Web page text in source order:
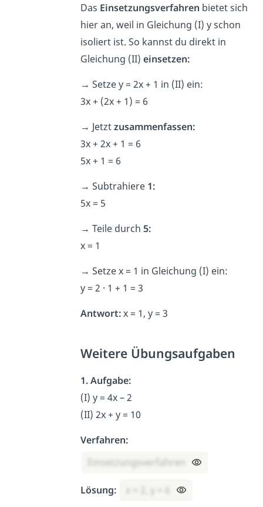
Das Einsetzungsverfahren bietet sich
hier an, weil in Gleichung (I) y schon
isoliert ist. So kannst du direkt in
Gleichung (II)einsetzen:
→Setze y = 2x + 1 in (II) ein:
3x + (2x + 1) = 6
→ Jetztzusammenfassen:
3x + 2x + 1 = 6
5x + 1 = 6
→Subtrahiere 1:
5x = 5
→Teile durch5:
x = 1
→Setze x = 1 in Gleichung (I) ein:
y = 2 · 1 + 1 = 3
Antwort:x = 1, y = 3
Weitere Übungsaufgaben
1. Aufgabe:
(I) y = 4x – 2
(II) 2x + y = 10
Verfahren:
Einsetzungsverfahren
Lösung: x = 2, y = 6